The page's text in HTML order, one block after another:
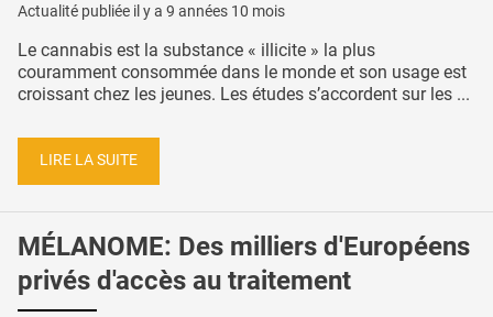
Actualité publiée il y a 9 années 10 mois
Le cannabis est la substance « illicite » la plus
couramment consommée dans le monde et son usage est
croissant chez les jeunes. Les études s’accordent sur les ...
LIRE LA SUITE
MÉLANOME: Des milliers d'Européens
privés d'accès au traitement